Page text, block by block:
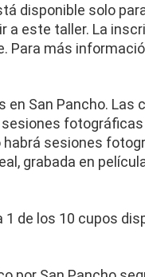
disponible solo
a este taller. La
Para más
San Pancho. Las
fotográficas
sesiones
grabada en
de los 10 cupos